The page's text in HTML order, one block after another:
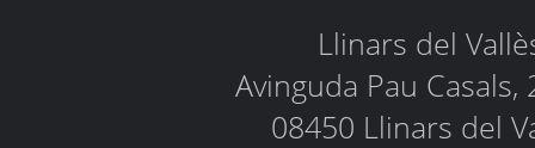
Llinars del
Avinguda Pau Casals,
08450 Llinars del